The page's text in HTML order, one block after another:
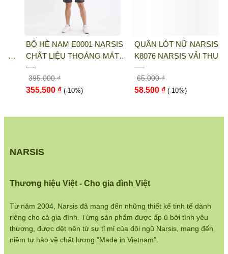
033 484 1292
http://narsis.vn
Hướng dẫn mua hàng:
https://www.narsis.vn/huong-dan-mua-hang
Kiểm tra đơn hàng:
Chính sách đổi hàng:
Chính sách bán hàng:
Hệ thống cửa hàng:
BỘ HÈ NAM E0001 NARSIS
CHẤT LIỆU THOÁNG MÁT,
DỄ CHỊU, THOẢI MÁI CẢ
NGÀY, DỄ VẬN ĐỘNG
395.000 ₫
355.500 ₫(-10%)
QUẦN LÓT NỮ NARSIS
K8076 NARSIS VẢI THUN
LẠNH THOÁNG MÁT, LÓT
COTTON THOẢI MÁI, GIỮ
DÁNG TỐT, THO...
65.000 ₫
58.500 ₫(-10%)
NARSIS
Từ năm 2004, Narsis đã mang đến những thiết kế tinh tế dành
riêng cho cả gia đình. Từng sản phẩm được ấp ủ bởi tình yêu
thương, được dệt nên từ sự tỉ mỉ của đội ngũ Narsis, mang đến
niềm tự hào về chất lượng "Made in Vietnam".
Thương hiệu Việt - Cho gia đình Việt